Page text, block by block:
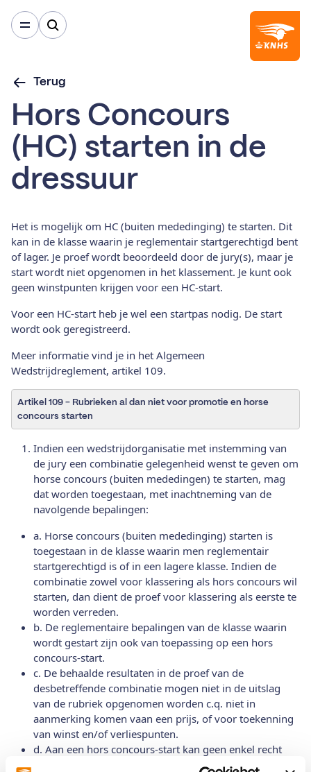
Terug
Hors Concours
(HC) starten in de
dressuur
Het is mogelijk om HC (buiten mededinging) te starten. Dit
kan in de klasse waarin je reglementair startgerechtigd bent
of lager. Je proef wordt beoordeeld door de jury(s), maar je
start wordt niet opgenomen in het klassement. Je kunt ook
geen winstpunten krijgen voor een HC-start.
Voor een HC-start heb je wel een startpas nodig. De start
wordt ook geregistreerd.
Meer informatie vind je in het Algemeen
Wedstrijdreglement, artikel 109.
Artikel 109 - Rubrieken al dan niet voor promotie en horse
concours starten
Indien een wedstrijdorganisatie met instemming van
de jury een combinatie gelegenheid wenst te geven om
horse concours (buiten mededingen) te starten, mag
dat worden toegestaan, met inachtneming van de
navolgende bepalingen:
a. Horse concours (buiten mededinging) starten is
toegestaan in de klasse waarin men reglementair
startgerechtigd is of in een lagere klasse. Indien de
combinatie zowel voor klassering als hors concours wil
starten, dan dient de proef voor klassering als eerste te
worden verreden.
b. De reglementaire bepalingen van de klasse waarin
wordt gestart zijn ook van toepassing op een hors
concours-start.
c. De behaalde resultaten in de proef van de
desbetreffende combinatie mogen niet in de uitslag
van de rubriek opgenomen worden c.q. niet in
aanmerking komen vaan een prijs, of voor toekenning
van winst en/of verliespunten.
d. Aan een hors concours-start kan geen enkel recht
worden ontleend met betrekking tot de klasse-indeling